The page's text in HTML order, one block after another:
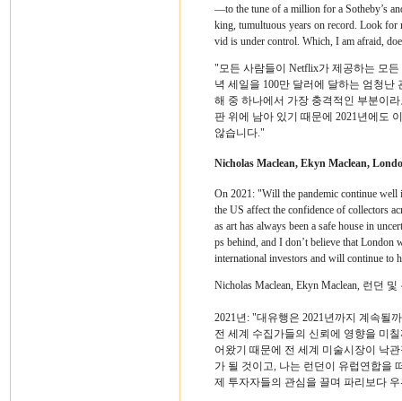
—to the tune of a million for a Sotheby’s
king, tumultuous years on record. Look for
vid is under control. Which, I am afraid,
"모든 사람들이 Netflix가 제공하는 모
녁 세일을 100만 달러에 달하는 엄청
해 중 하나에서 가장 충격적인 부분이
판 위에 남아 있기 때문에 2021년에도
않습니다."
Nicholas Maclean, Ekyn Maclean,
On 2021: "Will the pandemic continue
the US affect the confidence of collectors
as art has always been a safe house in
ps behind, and I don’t believe that
international investors and will continue to
Nicholas Maclean, Ekyn Maclean, 런던 및
2021년: "대유행은 2021년까지 계속될
전 세계 수집가들의 신뢰에 영향을 미
어왔기 때문에 전 세계 미술시장이 낙
가 될 것이고, 나는 런던이 유럽연합을
제 투자자들의 관심을 끌며 파리보다